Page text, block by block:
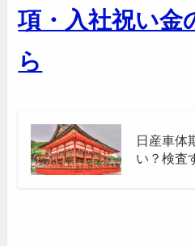
項・入社祝い金
ら
日産車体
い？検査